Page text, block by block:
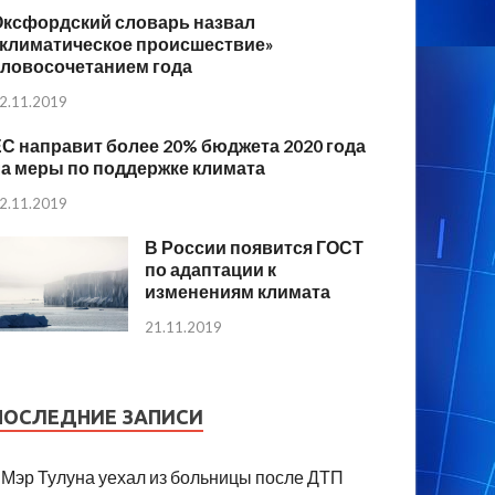
словарь назвал
происшествие»
года
направит более 20% бюджета 2020 года
меры по поддержке климата
В России появится ГОСТ
по адаптации к
изменениям климата
21.11.2019
ЗАПИСИ
Мэр Тулуна уехал из больницы после ДТП